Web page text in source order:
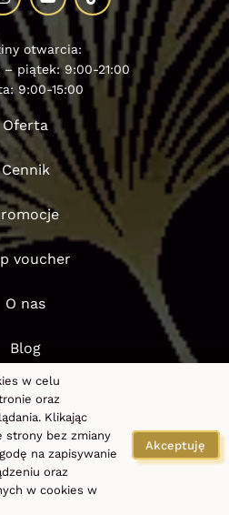
otwarcia:
– piątek: 9:00-21:00
9:00-15:00
Oferta
Cennik
voucher
O nas
Blog
FAQ
| Polityka cookies
w celu
oraz
Klikając
strony bez zmiany
na zapisywanie
oraz
w cookies w
Akceptuję